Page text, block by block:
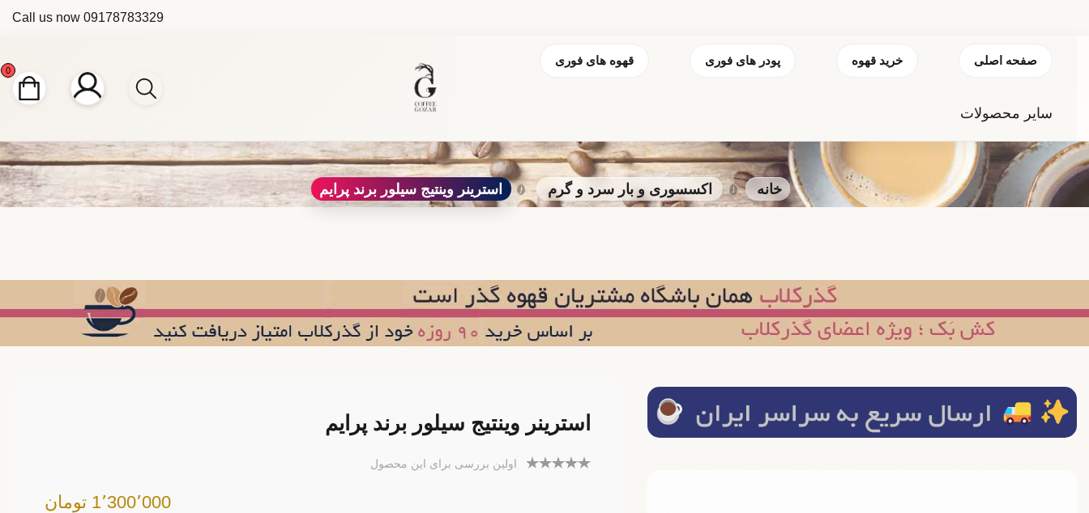
Call us now 09178783329
صفحه اصلی خرید قهوه پودر های فوری قهوه های فوری
سایر محصولات
0
خانه اکسسوری و بار سرد و گرم استرینر وینتیج سیلور برند پرایم
استرینر وینتیج سیلور برند پرایم
اولین بررسی برای این محصول
1٬300٬000 تومان